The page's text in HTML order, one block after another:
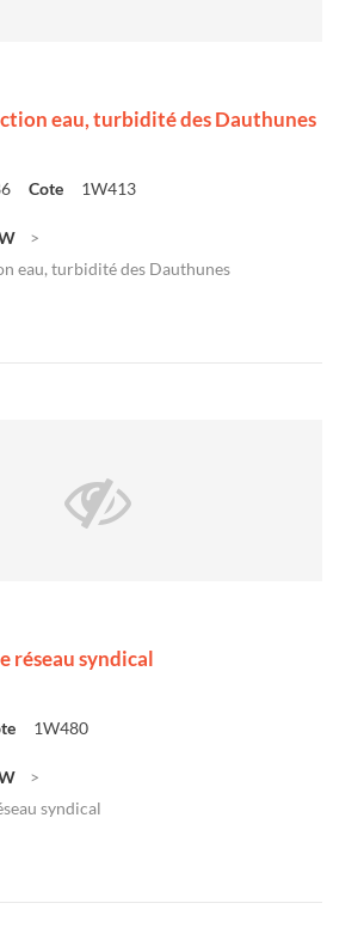
eau, turbidité des Dauthunes
Cote 1W413
eau, turbidité des Dauthunes
réseau syndical
1W480
syndical